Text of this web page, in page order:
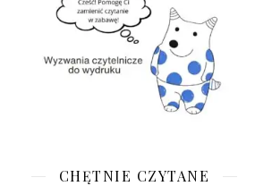
CHĘTNIE CZYTANE